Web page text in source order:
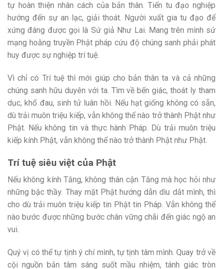
tự hoàn thiện nhân cách của bản thân. Tiến tu đạo nghiệp
hướng đến sự an lạc, giải thoát. Người xuất gia tu đạo để
xứng đáng được gọi là Sứ giả Như Lai. Mang trên mình sứ
mạng hoằng truyền Phật pháp cứu độ chúng sanh phải phát
huy được sự nghiệp trí tuệ.
Vì chỉ có Trí tuệ thì mới giúp cho bản thân ta và cả những
chúng sanh hữu duyên với ta. Tìm về bến giác, thoát ly tham
dục, khổ đau, sinh tử luân hồi. Nếu hạt giống không có sẵn,
dù trải muôn triệu kiếp, vẫn không thể nào trở thành Phật như
Phật. Nếu không tin và thực hành Pháp. Dù trải muôn triệu
kiếp kính Phật, vẫn không thể nào trở thành Phật như Phật.
Trí tuệ siêu việt của Phật
Nếu không kính Tăng, không thân cận Tăng mà học hỏi như
những bậc thầy. Thay mặt Phật hướng dẫn dìu dắt mình, thì
cho dù trải muôn triệu kiếp tin Phật tin Pháp. Vẫn không thể
nào bước được những bước chân vững chãi đến giác ngộ an
vui.
Quý vị có thể tự tịnh ý chí mình, tự tịnh tâm mình. Quay trở về
cội nguồn bản tâm sáng suốt mầu nhiệm, tánh giác tròn